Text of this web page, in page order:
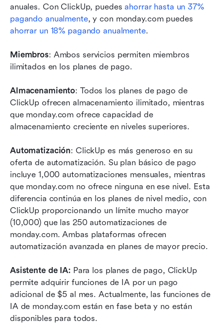
anuales. Con ClickUp, puedes ahorrar hasta un 37%
pagando anualmente
ahorrar un 18% pagando anualmente.
Miembros: Ambos servicios permiten miembros
ilimitados en los planes de pago.
Almacenamiento: Todos los planes de pago de
ClickUp ofrecen almacenamiento ilimitado, mientras
que monday.com ofrece capacidad de
almacenamiento creciente en niveles superiores.
Automatización: ClickUp es más generoso en su
oferta de automatización. Su plan básico de pago
incluye 1,000 automatizaciones mensuales, mientras
que monday.com no ofrece ninguna en ese nivel. Esta
diferencia continúa en los planes de nivel medio, con
ClickUp proporcionando un límite mucho mayor
(10,000) que las 250 automatizaciones de
monday.com. Ambas plataformas ofrecen
automatización avanzada en planes de mayor precio.
Asistente de IA: Para los planes de pago, ClickUp
permite adquirir funciones de IA por un pago
adicional de $5 al mes. Actualmente, las funciones de
IA de monday.com están en fase beta y no están
disponibles para todos.